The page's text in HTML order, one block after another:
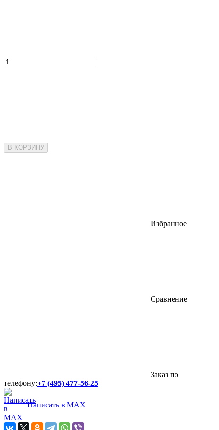
В КОРЗИНУ
Избранное
Сравнение
Заказ по
телефону:+7 (495) 477-56-25
Написать в MAX